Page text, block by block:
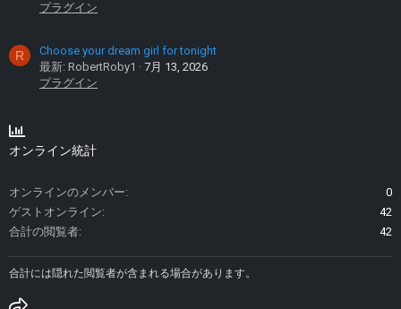
プラグイン
R
Choose your dream girl for tonight
最新: RobertRoby1
7月 13, 2026
プラグイン
オンライン統計
オンラインのメンバー
0
ゲストオンライン
42
合計の閲覧者
42
合計には隠れた閲覧者が含まれる場合があります。